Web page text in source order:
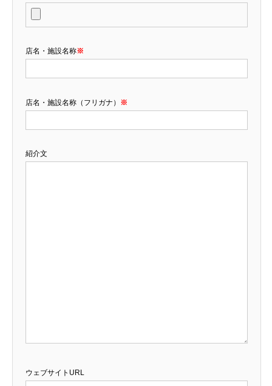
店名・施設名称※
店名・施設名称（フリガナ） ※
紹介文
ウェブサイトURL